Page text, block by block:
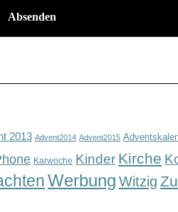
2013 Advent2014 Advent2015
Karwoche Kinder Kirche
Werbung Witzig